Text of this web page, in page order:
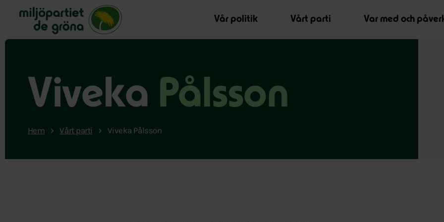
Miljöpartiet de gröna, startsida
Vår politik
Vårt parti Var med och
Viveka Pålsson
Hem Vårt parti Viveka Pålsson